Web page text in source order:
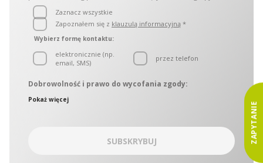
Zaznacz wszystkie
Zapoznałem się z klauzulą informacyjną *
Wybierz formę kontaktu:
elektronicznie (np.
email, SMS)
przez telefon
Dobrowolność i prawo do wycofania zgody:
wchodzące w skład OMIDA Group, zwane w dalszej części
wspólny punkt kontaktowy, który obsługuje Inspektor ochrony
danych OMIDA Group. W sprawach ochrony danych
osobowych można się kontaktować z Administratorami:
korespondencyjnie – kierując zapytania na adres Aleja
Pokaż więcej
SUBSKRYBUJ ZAPYTANIE